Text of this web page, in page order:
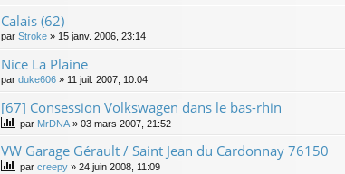
Calais (62)
par Stroke » 15 janv. 2006, 23:14
Nice La Plaine
par duke606 » 11 juil. 2007, 10:04
[67] Consession Volkswagen dans le bas-rhin
par MrDNA » 03 mars 2007, 21:52
VW Garage Gérault / Saint Jean du Cardonnay 76150
par creepy » 24 juin 2008, 11:09